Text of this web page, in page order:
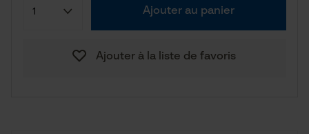
Ajouter au panier
Ajouter à la liste de favoris